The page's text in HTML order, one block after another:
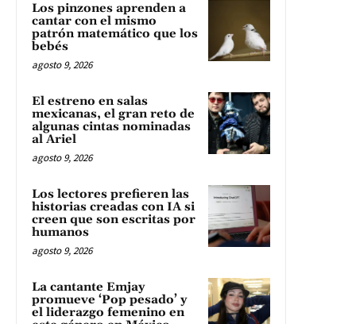
Los pinzones aprenden a
cantar con el mismo
patrón matemático que los
bebés
agosto 9, 2026
El estreno en salas
mexicanas, el gran reto de
algunas cintas nominadas
al Ariel
agosto 9, 2026
Los lectores prefieren las
historias creadas con IA si
creen que son escritas por
humanos
agosto 9, 2026
La cantante Emjay
promueve ‘Pop pesado’ y
el liderazgo femenino en